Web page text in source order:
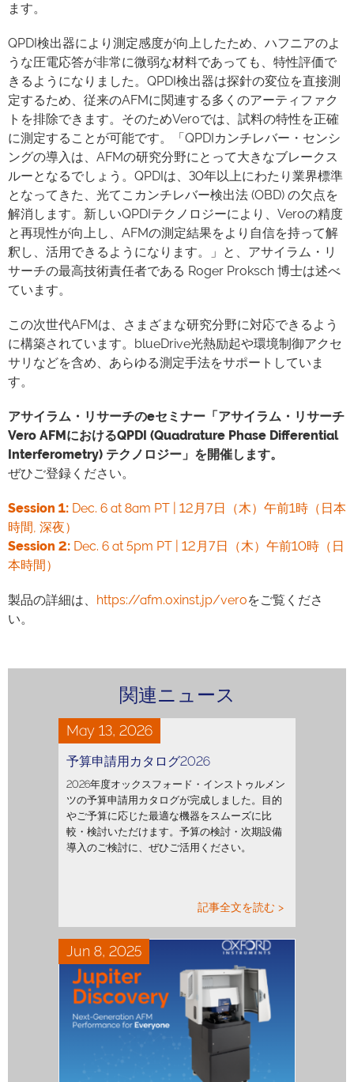
ます。
QPDI検出器により測定感度が向上したため、ハフニアのよ
うな圧電応答が非常に微弱な材料であっても、特性評価で
きるようになりました。QPDI検出器は探針の変位を直接測
定するため、従来のAFMに関連する多くのアーティファク
トを排除できます。そのためVeroでは、試料の特性を正確
に測定することが可能です。「QPDIカンチレバー・センシ
ングの導入は、AFMの研究分野にとって大きなブレークス
ルーとなるでしょう。QPDIは、30年以上にわたり業界標準
となってきた、光てこカンチレバー検出法 (OBD) の欠点を
解消します。新しいQPDIテクノロジーにより、Veroの精度
と再現性が向上し、AFMの測定結果をより自信を持って解
釈し、活用できるようになります。」と、アサイラム・リ
サーチの最高技術責任者である Roger Proksch 博士は述べ
ています。
この次世代AFMは、さまざまな研究分野に対応できるよう
に構築されています。blueDrive光熱励起や環境制御アクセ
サリなどを含め、あらゆる測定手法をサポートしていま
す。
アサイラム・リサーチのeセミナー「アサイラム・リサーチ
Vero AFMにおけるQPDI (Quadrature Phase Differential
Interferometry) テクノロジー」を開催します。
ぜひご登録ください。
Session 1: Dec. 6 at 8am PT | 12月7日（木）午前1時（日本
時間, 深夜）
Session 2: Dec. 6 at 5pm PT | 12月7日（木）午前10時（日
本時間）
製品の詳細は、 https://afm.oxinst.jp/veroをご覧くださ
い。
関連ニュース
May 13, 2026
予算申請用カタログ2026
2026年度オックスフォード・インストゥルメン
ツの予算申請用カタログが完成しました。目的
やご予算に応じた最適な機器をスムーズに比
較・検討いただけます。予算の検討・次期設備
導入のご検討に、ぜひご活用ください。
記事全文を読む >
Jun 8, 2025